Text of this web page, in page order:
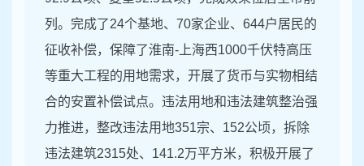
列。完成了24个基地、70家企业、644户居民的
征收补偿，保障了淮南-上海西1000千伏特高压
等重大工程的用地需求，开展了货币与实物相结
合的安置补偿试点。违法用地和违法建筑整治强
力推进，整改违法用地351宗、152公顷，拆除
违法建筑2315处、141.2万平方米，积极开展了